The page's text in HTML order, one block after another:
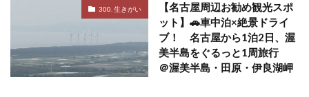
300. 生きがい
【名古屋周辺お勧め観光スポ
ット】🚗車中泊×絶景ドライ
ブ！ 名古屋から1泊2日、渥
美半島をぐるっと1周旅行
＠渥美半島・田原・伊良湖岬